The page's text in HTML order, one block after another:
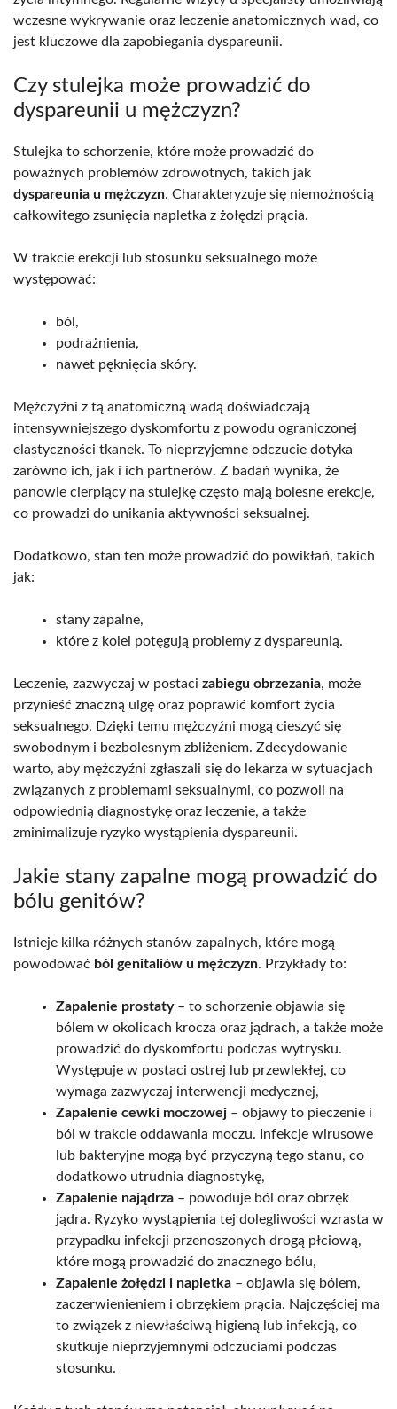
wczesne wykrywanie oraz leczenie anatomicznych wad, co
jest kluczowe dla zapobiegania dyspareunii.
Czy stulejka może prowadzić do
dyspareunii u mężczyzn?
Stulejka to schorzenie, które może prowadzić do
poważnych problemów zdrowotnych, takich jak
dyspareunia u mężczyzn. Charakteryzuje się niemożnością
całkowitego zsunięcia napletka z żołędzi prącia.
W trakcie erekcji lub stosunku seksualnego może
występować:
ból,
podrażnienia,
nawet pęknięcia skóry.
Mężczyźni z tą anatomiczną wadą doświadczają
intensywniejszego dyskomfortu z powodu ograniczonej
elastyczności tkanek. To nieprzyjemne odczucie dotyka
zarówno ich, jak i ich partnerów. Z badań wynika, że
panowie cierpiący na stulejkę często mają bolesne erekcje,
co prowadzi do unikania aktywności seksualnej.
Dodatkowo, stan ten może prowadzić do powikłań, takich
jak:
stany zapalne,
które z kolei potęgują problemy z dyspareunią.
Leczenie, zazwyczaj w postaci zabiegu obrzezania, może
przynieść znaczną ulgę oraz poprawić komfort życia
seksualnego. Dzięki temu mężczyźni mogą cieszyć się
swobodnym i bezbolesnym zbliżeniem. Zdecydowanie
warto, aby mężczyźni zgłaszali się do lekarza w sytuacjach
związanych z problemami seksualnymi, co pozwoli na
odpowiednią diagnostykę oraz leczenie, a także
zminimalizuje ryzyko wystąpienia dyspareunii.
Jakie stany zapalne mogą prowadzić do
bólu genitów?
Istnieje kilka różnych stanów zapalnych, które mogą
powodować ból genitaliów u mężczyzn. Przykłady to:
Zapalenie prostaty– to schorzenie objawia się
bólem w okolicach krocza oraz jądrach, a także może
prowadzić do dyskomfortu podczas wytrysku.
Występuje w postaci ostrej lub przewlekłej, co
wymaga zazwyczaj interwencji medycznej,
Zapalenie cewki moczowej – objawy to pieczenie i
ból w trakcie oddawania moczu. Infekcje wirusowe
lub bakteryjne mogą być przyczyną tego stanu, co
dodatkowo utrudnia diagnostykę,
Zapalenie najądrza – powoduje ból oraz obrzęk
jądra. Ryzyko wystąpienia tej dolegliwości wzrasta w
przypadku infekcji przenoszonych drogą płciową,
które mogą prowadzić do znacznego bólu,
Zapalenie żołędzi i napletka – objawia się bólem,
zaczerwienieniem i obrzękiem prącia. Najczęściej ma
to związek z niewłaściwą higieną lub infekcją, co
skutkuje nieprzyjemnymi odczuciami podczas
stosunku.